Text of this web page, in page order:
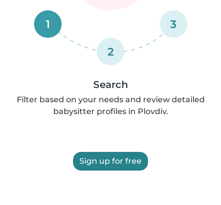
1
2
3
Search
Filter based on your needs and review detailed
babysitter profiles in Plovdiv.
Sign up for free